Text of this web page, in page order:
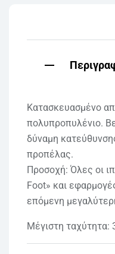
Κατασκευασμένο
πολυπροπυλένιο.
δύναμη
προπέλας.
Προσοχή: Όλες οι
Foot» και
επόμενη
Μέγιστη ταχύτητα: